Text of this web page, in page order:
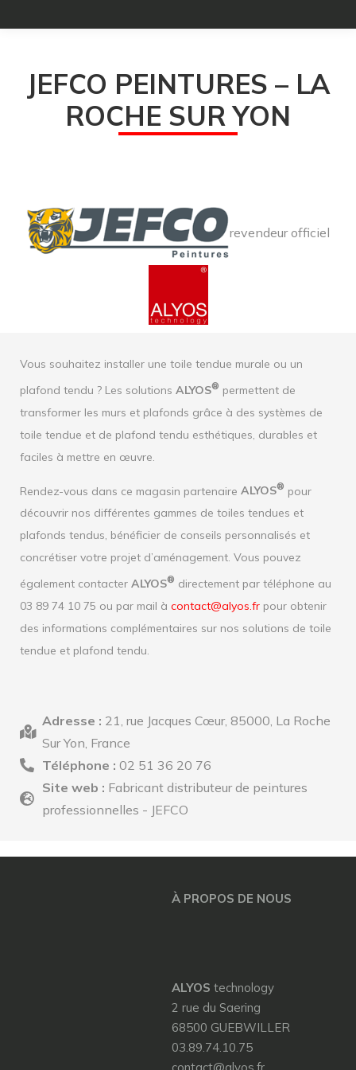
JEFCO PEINTURES – LA
ROCHE SUR YON
revendeur officiel
Vous souhaitez installer une toile tendue murale ou un
plafond tendu ? Les solutions ALYOS® permettent de
transformer les murs et plafonds grâce à des systèmes de
toile tendue et de plafond tendu esthétiques, durables et
faciles à mettre en œuvre.
Rendez-vous dans ce magasin partenaire ALYOS® pour
découvrir nos différentes gammes de toiles tendues et
plafonds tendus, bénéficier de conseils personnalisés et
concrétiser votre projet d’aménagement. Vous pouvez
également contacter ALYOS® directement par téléphone au
03 89 74 10 75 ou par mail à contact@alyos.fr pour obtenir
des informations complémentaires sur nos solutions de toile
tendue et plafond tendu.
Adresse : 21, rue Jacques Cœur, 85000, La Roche
Sur Yon, France
Téléphone : 02 51 36 20 76
Site web : Fabricant distributeur de peintures
professionnelles - JEFCO
À PROPOS DE NOUS
ALYOS technology
2 rue du Saering
68500 GUEBWILLER
03.89.74.10.75